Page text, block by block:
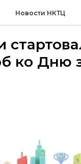
Новости НКТЦ
ко Дню